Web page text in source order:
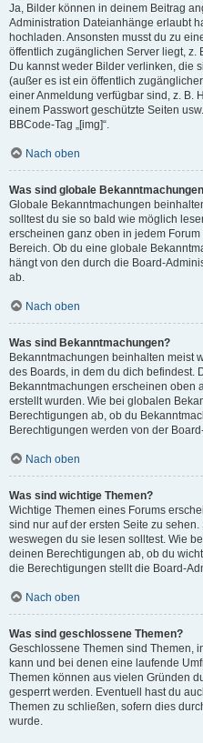
Ja, Bilder können in deinem Beitrag
Administration Dateianhänge erlaubt
hochladen. Ansonsten musst du zu
öffentlich zugänglichen Server liegt, z.
Du kannst weder Bilder verlinken, die
(außer es ist ein öffentlich
einer Anmeldung verfügbar sind, z. B.
einem Passwort geschützte Seiten
BBCode-Tag „[img]“.
Nach oben
Was sind globale
Globale Bekanntmachungen
solltest du sie so bald wie möglich
erscheinen ganz oben in jedem
Bereich. Ob du eine globale
hängt von den durch die Board-
ab.
Nach oben
Was sind Bekanntmachungen?
Bekanntmachungen beinhalten meist
des Boards, in dem du dich befindest.
Bekanntmachungen erscheinen oben
erstellt wurden. Wie bei globalen
Berechtigungen ab, ob du
Berechtigungen werden von der
Nach oben
Was sind wichtige Themen?
Wichtige Themen eines Forums
sind nur auf der ersten Seite zu
weswegen du sie lesen solltest. Wie
deinen Berechtigungen ab, ob du
die Berechtigungen stellt die Board-
Nach oben
Was sind geschlossene Themen?
Geschlossene Themen sind Themen,
kann und bei denen eine laufende
Themen können aus vielen Gründen
gesperrt werden. Eventuell hast du
Themen zu schließen, sofern dies
wurde.